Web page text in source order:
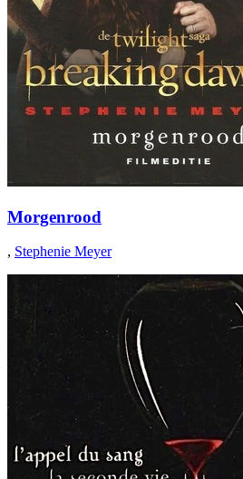
Morgenrood
, Stephenie Meyer